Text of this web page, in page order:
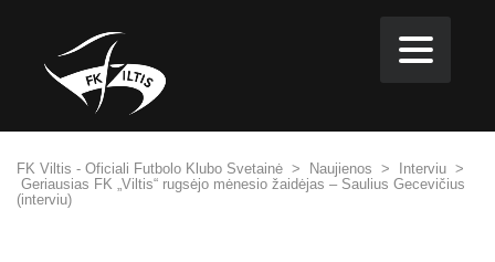
FK Viltis - Oficiali Futbolo Klubo Svetainė > Naujienos > Interviu >
Geriausias FK „Viltis“ rugsėjo mėnesio žaidėjas – Saulius Gecevičius
(interviu)